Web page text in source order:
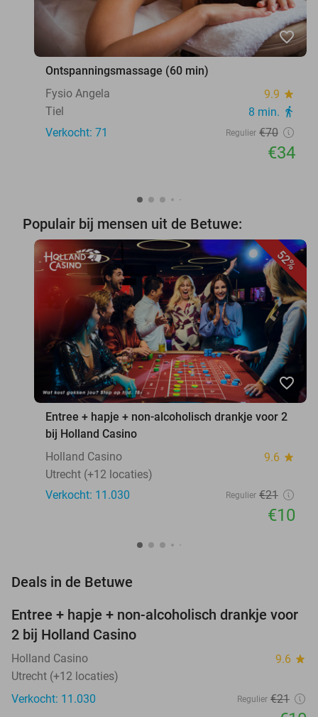
favorite_border
Ontspanningsmassage (60 min)
Fysio Angela
9.9 star
Tiel 8 min. directions_walk
Verkocht: 71 Regulier €70
€34
Populair bij mensen uit de Betuwe:
52%
favorite_border
Entree + hapje + non-alcoholisch drankje voor 2
bij Holland Casino
Holland Casino
9.6 star
Utrecht (+12 locaties)
Verkocht: 11.030
Regulier €21
€10
Deals in de Betuwe
52%
Entree + hapje + non-alcoholisch drankje voor
2 bij Holland Casino
Holland Casino 9.6 star
Utrecht (+12 locaties)
Verkocht: 11.030
Regulier €21